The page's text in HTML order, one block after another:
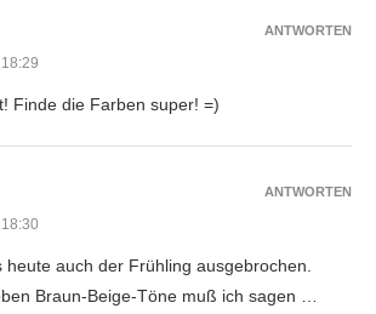
Finde die Farben super! =)
ANTWORTEN
auch der Frühling ausgebrochen.
Braun-Beige-Töne muß ich sagen …
ANTWORTEN